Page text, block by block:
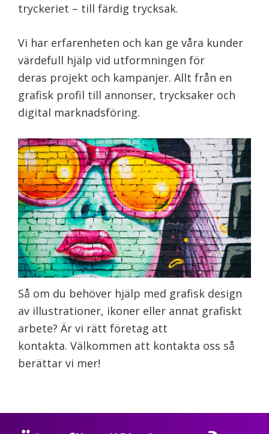
tryckeriet – till färdig trycksak.
Vi har erfarenheten och kan ge våra kunder
värdefull hjälp vid utformningen för
deras projekt och kampanjer. Allt från en
grafisk profil till annonser, trycksaker och
digital marknadsföring.
Så om du behöver hjälp med grafisk design
av illustrationer, ikoner eller annat grafiskt
arbete? Är vi rätt företag att
kontakta. Välkommen att kontakta oss så
berättar vi mer!